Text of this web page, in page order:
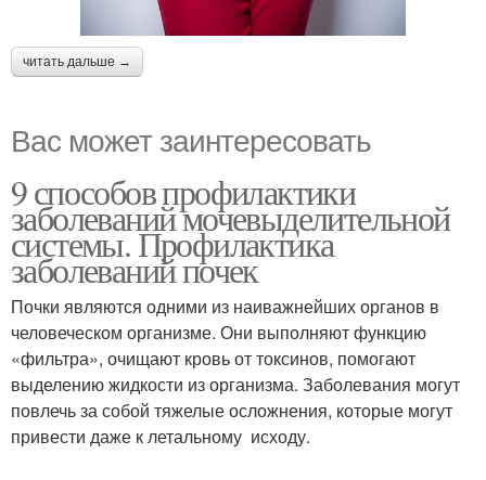
читать дальше →
Вас может заинтересовать
9 способов профилактики
заболеваний мочевыделительной
системы. Профилактика
заболеваний почек
Почки являются одними из наиважнейших органов в
человеческом организме. Они выполняют функцию
«фильтра», очищают кровь от токсинов, помогают
выделению жидкости из организма. Заболевания могут
повлечь за собой тяжелые осложнения, которые могут
привести даже к летальному исходу.